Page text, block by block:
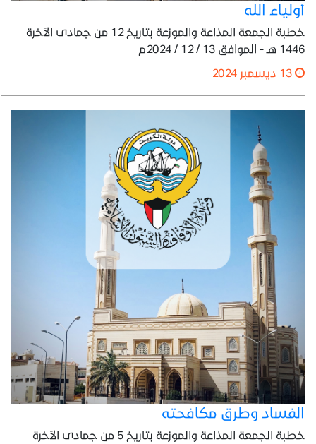
أولياء الله
خطبة الجمعة المذاعة والموزعة بتاريخ 12 من جمادى الآخرة
1446 هـ - الموافق 13 / 12 / 2024م
الفساد وطرق مكافحته
خطبة الجمعة المذاعة والموزعة بتاريخ 5 من جمادى الآخرة